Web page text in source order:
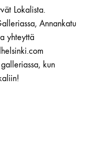
Lokalista.
Annankatu
yhteyttä
kun